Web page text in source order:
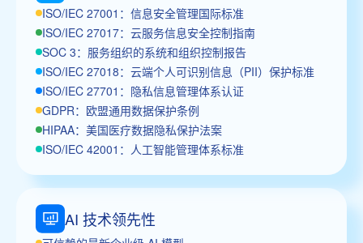
ISO/IEC 27001：信息安全管理国际标准
ISO/IEC 27017：云服务信息安全控制指南
SOC 3：服务组织的系统和组织控制报告
ISO/IEC 27018：云端个人可识别信息（PII）保护标准
ISO/IEC 27701：隐私信息管理体系认证
GDPR：欧盟通用数据保护条例
HIPAA：美国医疗数据隐私保护法案
ISO/IEC 42001：人工智能管理体系标准
AI 技术领先性